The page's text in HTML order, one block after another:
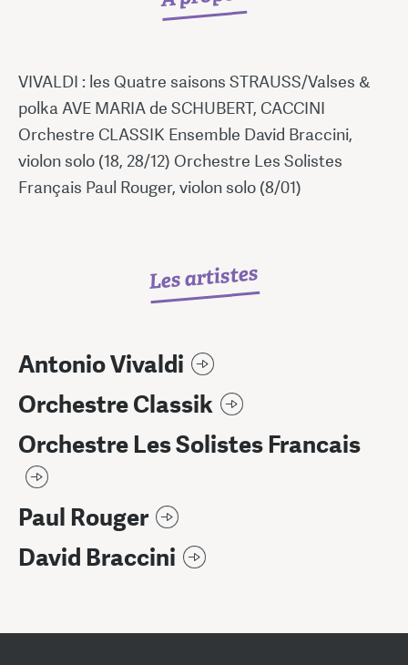
VIVALDI : les Quatre saisons STRAUSS/Valses &
polka AVE MARIA de SCHUBERT, CACCINI
Orchestre CLASSIK Ensemble David Braccini,
violon solo (18, 28/12) Orchestre Les Solistes
Français Paul Rouger, violon solo (8/01)
Les artistes
Antonio Vivaldi
Orchestre Classik
Orchestre Les Solistes Francais
Paul Rouger
David Braccini